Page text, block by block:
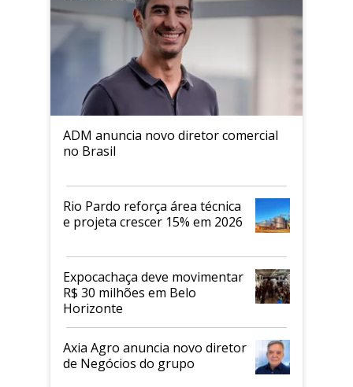
ADM anuncia novo diretor comercial
no Brasil
Rio Pardo reforça área técnica
e projeta crescer 15% em 2026
Expocachaça deve movimentar
R$ 30 milhões em Belo
Horizonte
Axia Agro anuncia novo diretor
de Negócios do grupo